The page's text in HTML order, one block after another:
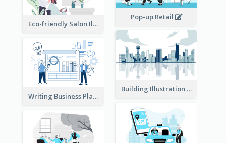
Pop-up Retail
Eco-friendly Salon Illustration
Building Illustration
Writing Business Plan Illustration